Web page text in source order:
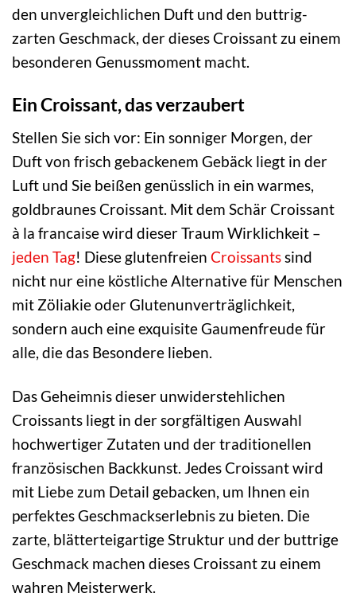
den unvergleichlichen Duft und den buttrig-
zarten Geschmack, der dieses Croissant zu einem
besonderen Genussmoment macht.
Ein Croissant, das verzaubert
Stellen Sie sich vor: Ein sonniger Morgen, der
Duft von frisch gebackenem Gebäck liegt in der
Luft und Sie beißen genüsslich in ein warmes,
goldbraunes Croissant. Mit dem Schär Croissant
à la francaise wird dieser Traum Wirklichkeit –
jeden Tag! Diese glutenfreien Croissantssind
nicht nur eine köstliche Alternative für Menschen
mit Zöliakie oder Glutenunverträglichkeit,
sondern auch eine exquisite Gaumenfreude für
alle, die das Besondere lieben.
Das Geheimnis dieser unwiderstehlichen
Croissants liegt in der sorgfältigen Auswahl
hochwertiger Zutaten und der traditionellen
französischen Backkunst. Jedes Croissant wird
mit Liebe zum Detail gebacken, um Ihnen ein
perfektes Geschmackserlebnis zu bieten. Die
zarte, blätterteigartige Struktur und der buttrige
Geschmack machen dieses Croissant zu einem
wahren Meisterwerk.